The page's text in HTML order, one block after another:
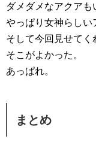
ダメダメなアクアも
やっぱり女神らしい
そして今回見せてく
そこがよかった。
あっぱれ。
まとめ